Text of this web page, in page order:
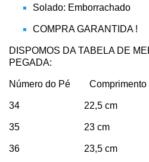
Solado: Emborrachado
COMPRA GARANTIDA !
DISPOMOS DA TABELA DE
PEGADA:
Número do Pé Comprimento
34 22,5 cm
35 23 cm
36 23,5 cm